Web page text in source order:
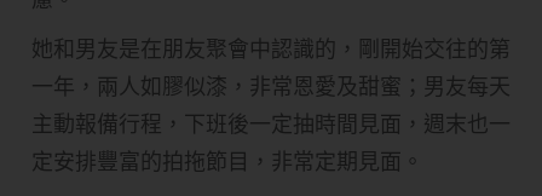
她和男友是在朋友聚會中認識的，剛開始交往的第
一年，兩人如膠似漆，非常恩愛及甜蜜；男友每天
主動報備行程，下班後一定抽時間見面，週末也一
定安排豐富的拍拖節目，非常定期見面。